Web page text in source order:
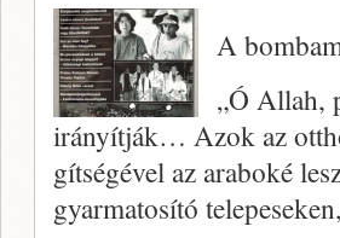
A
„Ó Allah,
irányít­ják… Azok az
gítségével az araboké
gyarmatosító